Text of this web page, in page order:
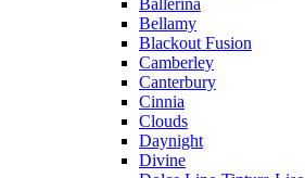
Ballerina
Bellamy
Blackout Fusion
Camberley
Canterbury
Cinnia
Clouds
Daynight
Divine